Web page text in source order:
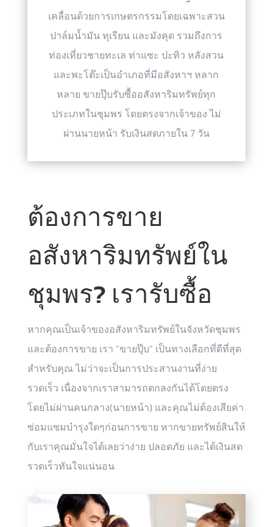
เคลื่อนด้วยการเกษตรกรรมโดยเฉพาะสวน
ปาล์มน้ำมัน ทุเรียน และมังคุด รวมถึงการ
ท่องเที่ยวชายทะเล ท่าแซะ ปะทิว หลังสวน
และพะโต๊ะเป็นอำเภอที่มีอสังหาฯ หลาก
หลาย ขายปุ๊บรับซื้ออสังหาริมทรัพย์ทุก
ประเภทในชุมพร โดยตรงจากเจ้าของ ไม่
ผ่านนายหน้า รับเงินสดภายใน 7 วัน
ต้องการขาย
อสังหาริมทรัพย์ใน
ชุมพร? เรารับซื้อ
หากคุณเป็นเจ้าของอสังหาริมทรัพย์ในจังหวัดชุมพร
และต้องการขาย เรา “ขายปุ๊บ” เป็นทางเลือกที่ดีที่สุด
สำหรับคุณ ไม่ว่าจะเป็นการประสานงานที่ง่าย
รวดเร็ว เนื่องจากเราสามารถตกลงกันได้โดยตรง
โดยไม่ผ่านคนกลาง(นายหน้า) และคุณไม่ต้องเสียค่า
ซ่อมแซมบำรุงใดๆก่อนการขาย หากขายทรัพย์สินให้
กับเราคุณมั่นใจได้เลยว่าง่าย ปลอดภัย และได้เงินสด
รวดเร็วทันใจแน่นอน